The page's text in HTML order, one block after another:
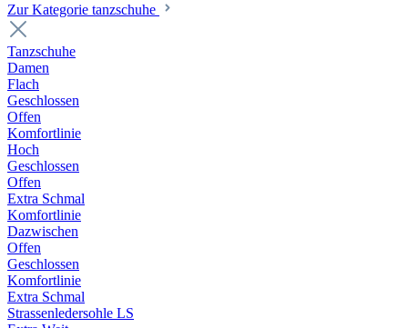
Zur Kategorie tanzschuhe
Tanzschuhe
Damen
Flach
Geschlossen
Offen
Komfortlinie
Hoch
Geschlossen
Offen
Extra Schmal
Komfortlinie
Dazwischen
Offen
Geschlossen
Komfortlinie
Extra Schmal
Strassenledersohle LS